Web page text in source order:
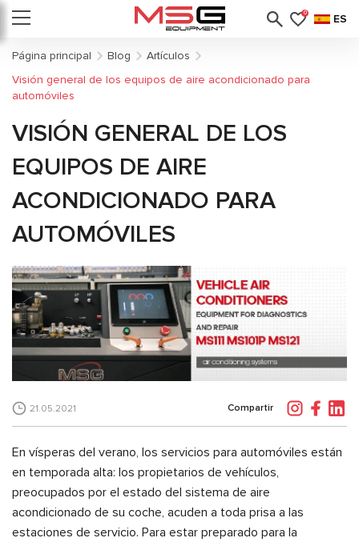
0 ES
Página principal Blog
Artículos
Visión general de los equipos de aire acondicionado para
automóviles
VISIÓN GENERAL DE LOS
EQUIPOS DE AIRE
ACONDICIONADO PARA
AUTOMÓVILES
21.05.2021 Compartir
En vísperas del verano, los servicios para automóviles están
en temporada alta: los propietarios de vehículos,
preocupados por el estado del sistema de aire
acondicionado de su coche, acuden a toda prisa a las
estaciones de servicio. Para estar preparado para la